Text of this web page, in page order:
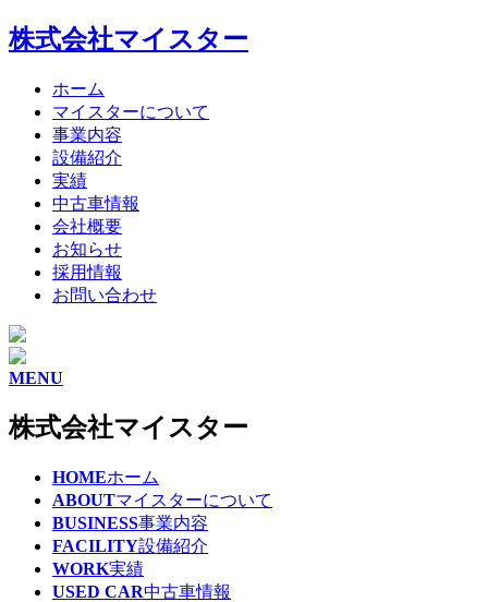
株式会社マイスター
ホーム
マイスターについて
事業内容
設備紹介
実績
中古車情報
会社概要
お知らせ
採用情報
お問い合わせ
MENU
株式会社マイスター
HOMEホーム
ABOUTマイスターについて
BUSINESS事業内容
FACILITY設備紹介
WORK実績
USED CAR中古車情報